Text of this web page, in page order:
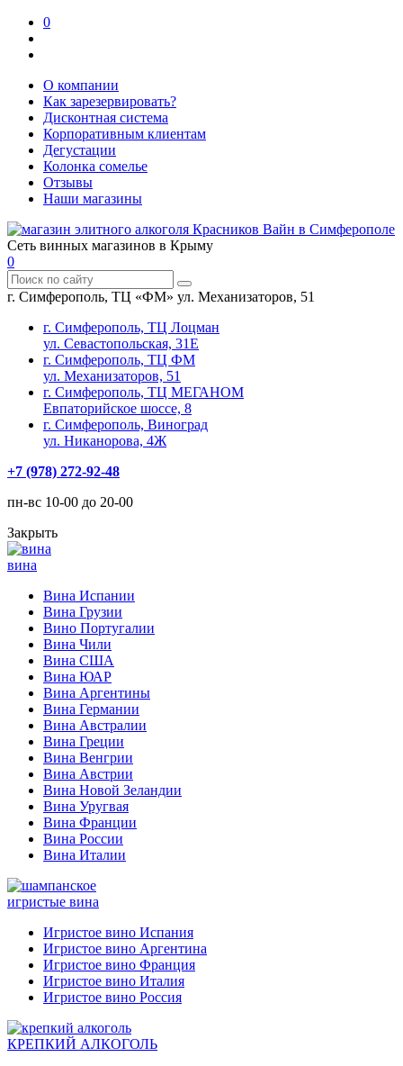
0
О компании
Как зарезервировать?
Дисконтная система
Корпоративным клиентам
Дегустации
Колонка сомелье
Отзывы
Наши магазины
Сеть винных магазинов в Крыму
0
г. Симферополь, ТЦ «ФМ» ул. Механизаторов, 51
г. Симферополь, ТЦ Лоцман
ул. Севастопольская, 31Е
г. Симферополь, ТЦ ФМ
ул. Механизаторов, 51
г. Симферополь, ТЦ МЕГАНОМ
Евпаторийское шоссе, 8
г. Симферополь, Виноград
ул. Никанорова, 4Ж
+7 (978) 272-92-48
пн-вс 10-00 до 20-00
Закрыть
вина
Вина Испании
Вина Грузии
Вино Португалии
Вина Чили
Вина США
Вина ЮАР
Вина Аргентины
Вина Германии
Вина Австралии
Вина Греции
Вина Венгрии
Вина Австрии
Вина Новой Зеландии
Вина Уругвая
Вина Франции
Вина России
Вина Италии
игристые вина
Игристое вино Испания
Игристое вино Аргентина
Игристое вино Франция
Игристое вино Италия
Игристое вино Россия
КРЕПКИЙ АЛКОГОЛЬ